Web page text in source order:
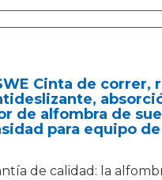
Cinta de correr,
de alfombra de
para equipo
de calidad: la